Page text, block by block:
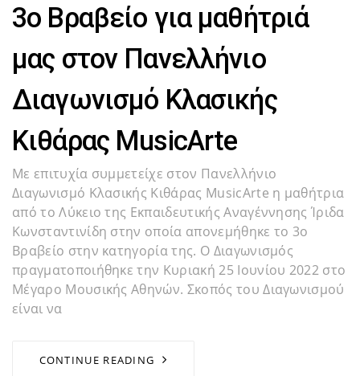
3ο Βραβείο για μαθήτριά
μας στον Πανελλήνιο
Διαγωνισμό Κλασικής
Κιθάρας MusicArte
Με επιτυχία συμμετείχε στον Πανελλήνιο
Διαγωνισμό Κλασικής Κιθάρας MusicArte η μαθήτρια
από το Λύκειο της Εκπαιδευτικής Αναγέννησης Ίριδα
Κωνσταντινίδη στην οποία απονεμήθηκε το 3ο
Βραβείο στην κατηγορία της. Ο Διαγωνισμός
πραγματοποιήθηκε την Κυριακή 25 Ιουνίου 2022 στο
Μέγαρο Μουσικής Αθηνών. Σκοπός του Διαγωνισμού
είναι να
CONTINUE READING